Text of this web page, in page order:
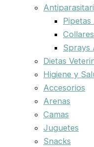
Pipetas
Sprays
Dietas
Higiene y
Accesorios
Arenas
Camas
Juguetes
Snacks